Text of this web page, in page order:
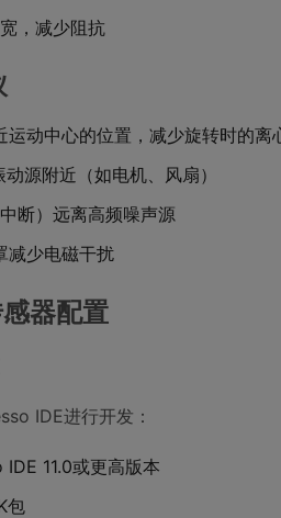
，减少阻抗
运动中心的位置，减少旋转时的离
源附近（如电机、风扇）
断）远离高频噪声源
减少电磁干扰
器配置
IDE进行开发：
11.0或更高版本
包